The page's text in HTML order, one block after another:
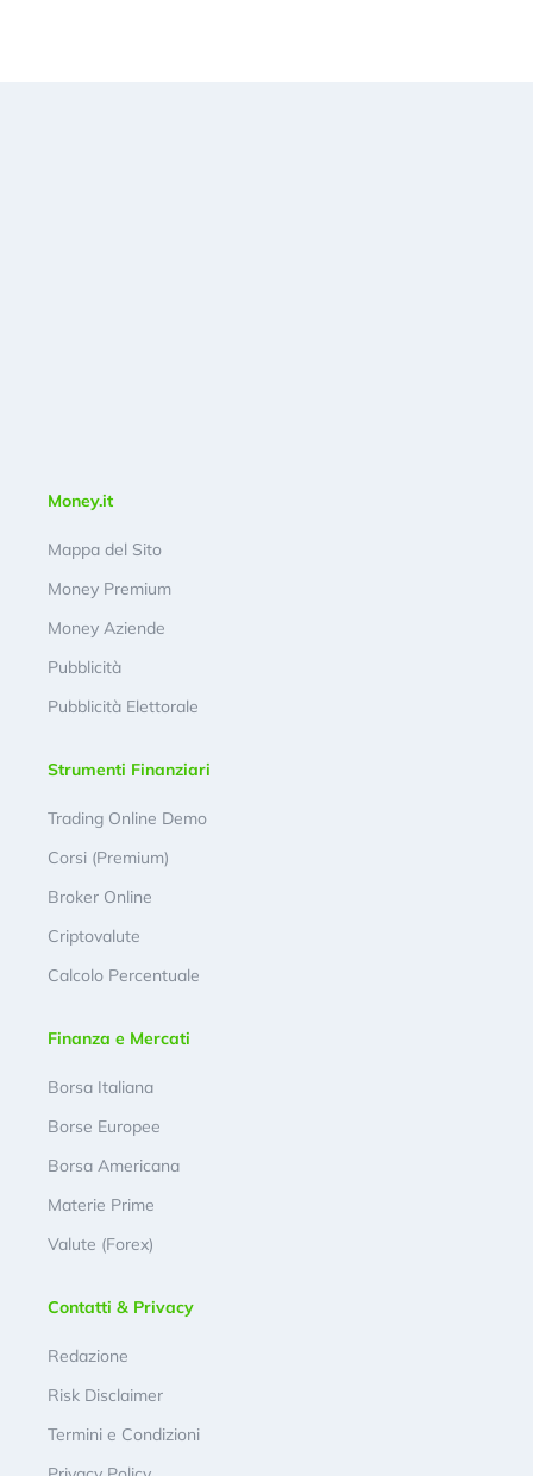
Money.it
Mappa del Sito
Money Premium
Money Aziende
Pubblicità
Pubblicità Elettorale
Strumenti Finanziari
Trading Online Demo
Corsi (Premium)
Broker Online
Criptovalute
Calcolo Percentuale
Finanza e Mercati
Borsa Italiana
Borse Europee
Borsa Americana
Materie Prime
Valute (Forex)
Contatti & Privacy
Redazione
Risk Disclaimer
Termini e Condizioni